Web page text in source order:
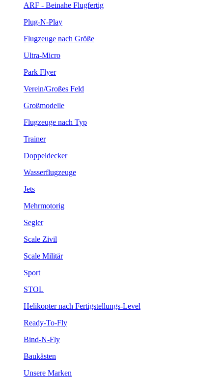
ARF - Beinahe Flugfertig
Plug-N-Play
Flugzeuge nach Größe
Ultra-Micro
Park Flyer
Verein/Großes Feld
Großmodelle
Flugzeuge nach Typ
Trainer
Doppeldecker
Wasserflugzeuge
Jets
Mehrmotorig
Segler
Scale Zivil
Scale Militär
Sport
STOL
Helikopter nach Fertigstellungs-Level
Ready-To-Fly
Bind-N-Fly
Baukästen
Unsere Marken